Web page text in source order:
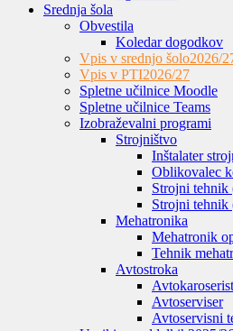
Srednja šola
Obvestila
Koledar dogodkov
Vpis v srednjo šolo2026/
Vpis v PTI2026/27
Spletne učilnice Moodle
Spletne učilnice Teams
Izobraževalni programi
Strojništvo
Inštalater
Oblikovalec
Strojni tehnik
Strojni tehnik
Mehatronika
Mehatronik
Tehnik
Avtostroka
Avtokaroserist
Avtoserviser
Avtoservisni